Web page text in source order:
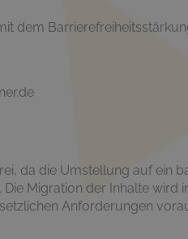
dem
da die Umstellung auf ein
Migration der Inhalte wird
Anforderungen